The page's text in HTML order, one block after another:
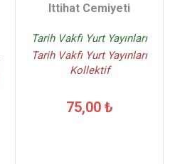
Ittihat Cemiyeti
Tarih Vakfı Yurt Yayınları
Tarih Vakfı Yurt Yayınları
Kollektif
75,00 ₺